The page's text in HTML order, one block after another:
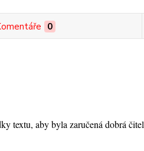
0
textu, aby byla zaručená dobrá